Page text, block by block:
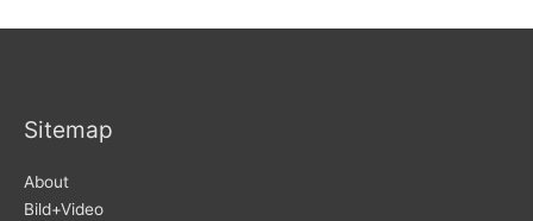
Sitemap
About
Bild+Video